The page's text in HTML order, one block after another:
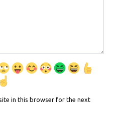
in this browser for the next